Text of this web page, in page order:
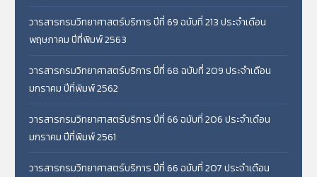
วารสารกรมวิทยาศาสตร์บริการ ปีที่ 69 ฉบับที่ 213 ประจำเดือน
พฤษภาคม ปีที่พิมพ์ 2563
วารสารกรมวิทยาศาสตร์บริการ ปีที่ 68 ฉบับที่ 209 ประจำเดือน
มกราคม ปีที่พิมพ์ 2562
วารสารกรมวิทยาศาสตร์บริการ ปีที่ 66 ฉบับที่ 206 ประจำเดือน
มกราคม ปีที่พิมพ์ 2561
วารสารกรมวิทยาศาสตร์บริการ ปีที่ 66 ฉบับที่ 207 ประจำเดือน